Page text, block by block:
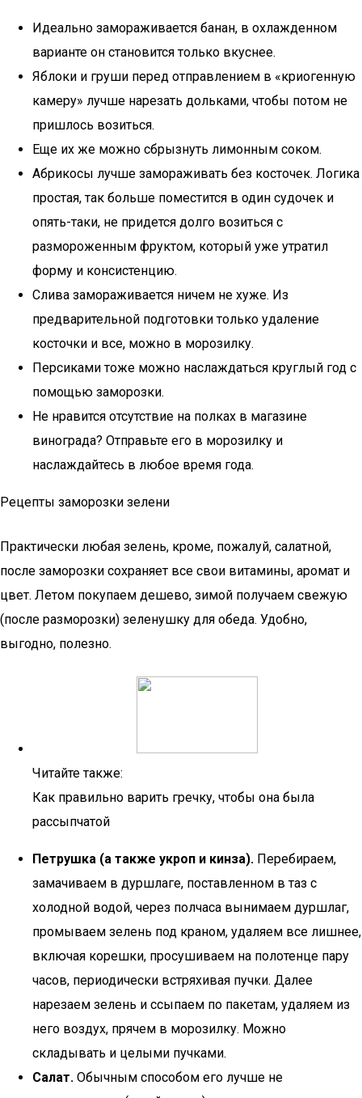
Идеально замораживается банан, в охлажденном
варианте он становится только вкуснее.
Яблоки и груши перед отправлением в «криогенную
камеру» лучше нарезать дольками, чтобы потом не
пришлось возиться.
Еще их же можно сбрызнуть лимонным соком.
Абрикосы лучше замораживать без косточек. Логика
простая, так больше поместится в один судочек и
опять-таки, не придется долго возиться с
размороженным фруктом, который уже утратил
форму и консистенцию.
Слива замораживается ничем не хуже. Из
предварительной подготовки только удаление
косточки и все, можно в морозилку.
Персиками тоже можно наслаждаться круглый год с
помощью заморозки.
Не нравится отсутствие на полках в магазине
винограда? Отправьте его в морозилку и
наслаждайтесь в любое время года.
Рецепты заморозки зелени
Практически любая зелень, кроме, пожалуй, салатной,
после заморозки сохраняет все свои витамины, аромат и
цвет. Летом покупаем дешево, зимой получаем свежую
(после разморозки) зеленушку для обеда. Удобно,
выгодно, полезно.
Читайте также:
Как правильно варить гречку, чтобы она была
рассыпчатой
Петрушка (а также укроп и кинза). Перебираем,
замачиваем в дуршлаге, поставленном в таз с
холодной водой, через полчаса вынимаем дуршлаг,
промываем зелень под краном, удаляем все лишнее,
включая корешки, просушиваем на полотенце пару
часов, периодически встряхивая пучки. Далее
нарезаем зелень и ссыпаем по пакетам, удаляем из
него воздух, прячем в морозилку. Можно
складывать и целыми пучками.
Салат. Обычным способом его лучше не